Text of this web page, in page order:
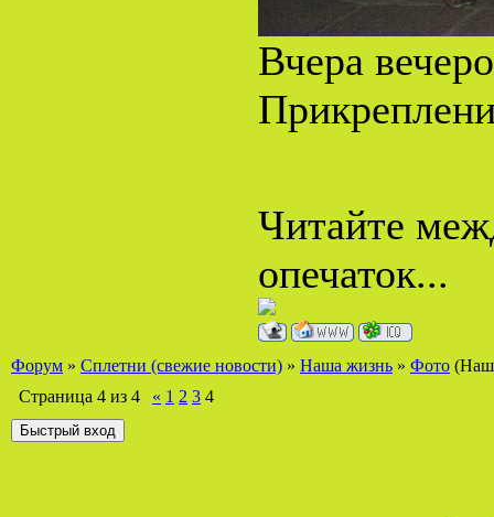
Вчера
Читайте
опечаток...
Форум » Сплетни (свежие новости) » Наша жизнь » Фото
Страница 4 из 4 « 1 2 3 4